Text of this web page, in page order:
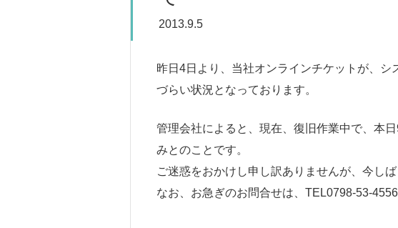
2013.9.5
昨日4日より、当社オンラインチケットが、シ
づらい状況となっております。
管理会社によると、現在、復旧作業中で、本
みとのことです。
ご迷惑をおかけし申し訳ありませんが、今しば
なお、お急ぎのお問合せは、TEL0798-53-